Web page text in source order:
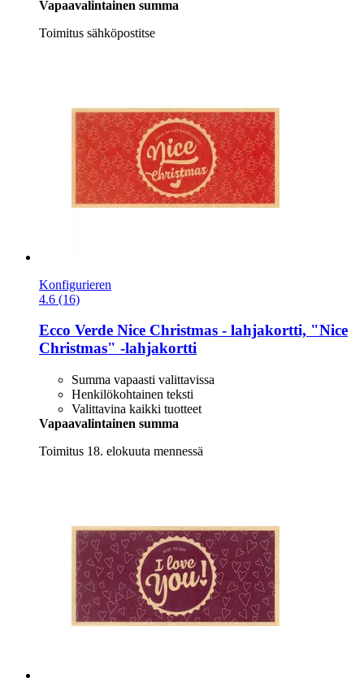
Vapaavalintainen summa
Toimitus sähköpostitse
Konfigurieren
4.6 (16)
Ecco Verde Nice Christmas -​ lahjakortti, "Nice
Christmas" -​lahjakortti
Summa vapaasti valittavissa
Henkilökohtainen teksti
Valittavina kaikki tuotteet
Vapaavalintainen summa
Toimitus 18. elokuuta mennessä